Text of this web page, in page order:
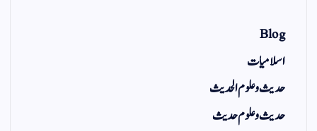
Blog
اسلامیات
حدیث و علوم الحدیث
حدیث و علوم حدیث